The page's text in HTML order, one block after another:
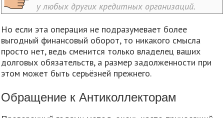
у любых других кредитных организаций.
Но если эта операция не подразумевает более
выгодный финансовый оборот, то никакого смысла
просто нет, ведь сменится только владелец ваших
долговых обязательств, а размер задолженности при
этом может быть серьёзней прежнего.
Обращение к Антиколлекторам